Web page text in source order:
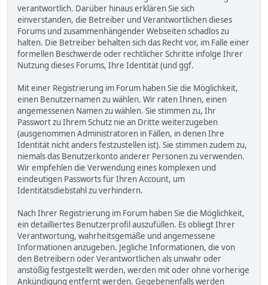
verantwortlich. Darüber hinaus erklären Sie sich
einverstanden, die Betreiber und Verantwortlichen dieses
Forums und zusammenhängender Webseiten schadlos zu
halten. Die Betreiber behalten sich das Recht vor, im Falle einer
formellen Beschwerde oder rechtlicher Schritte infolge Ihrer
Nutzung dieses Forums, Ihre Identität (und ggf.
Mit einer Registrierung im Forum haben Sie die Möglichkeit,
einen Benutzernamen zu wählen. Wir raten Ihnen, einen
angemessenen Namen zu wählen. Sie stimmen zu, Ihr
Passwort zu Ihrem Schutz nie an Dritte weiterzugeben
(ausgenommen Administratoren in Fällen, in denen Ihre
Identität nicht anders festzustellen ist). Sie stimmen zudem zu,
niemals das Benutzerkonto anderer Personen zu verwenden.
Wir empfehlen die Verwendung eines komplexen und
eindeutigen Passworts für Ihren Account, um
Identitätsdiebstahl zu verhindern.
Nach Ihrer Registrierung im Forum haben Sie die Möglichkeit,
ein detailliertes Benutzerprofil auszufüllen. Es obliegt Ihrer
Verantwortung, wahrheitsgemäße und angemessene
Informationen anzugeben. Jegliche Informationen, die von
den Betreibern oder Verantwortlichen als unwahr oder
anstößig festgestellt werden, werden mit oder ohne vorherige
Ankündigung entfernt werden. Gegebenenfalls werden